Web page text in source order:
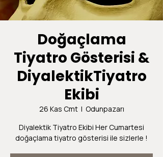
Doğaçlama
Tiyatro Gösterisi &
DiyalektikTiyatro
Ekibi
26 Kas Cmt
  |
Odunpazarı
Diyalektik Tiyatro Ekibi Her Cumartesi
doğaçlama tiyatro gösterisi ile sizlerle !